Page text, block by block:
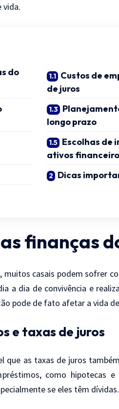
vida.
do
Custos de
de juros
longo prazo
Escolhas de
ativos
Dicas
finanças
muitos casais podem sofrer
a dia de convivência e
pode de fato afetar a vida
e taxas de juros
que as taxas de juros
como hipotecas e
se eles têm dívidas.